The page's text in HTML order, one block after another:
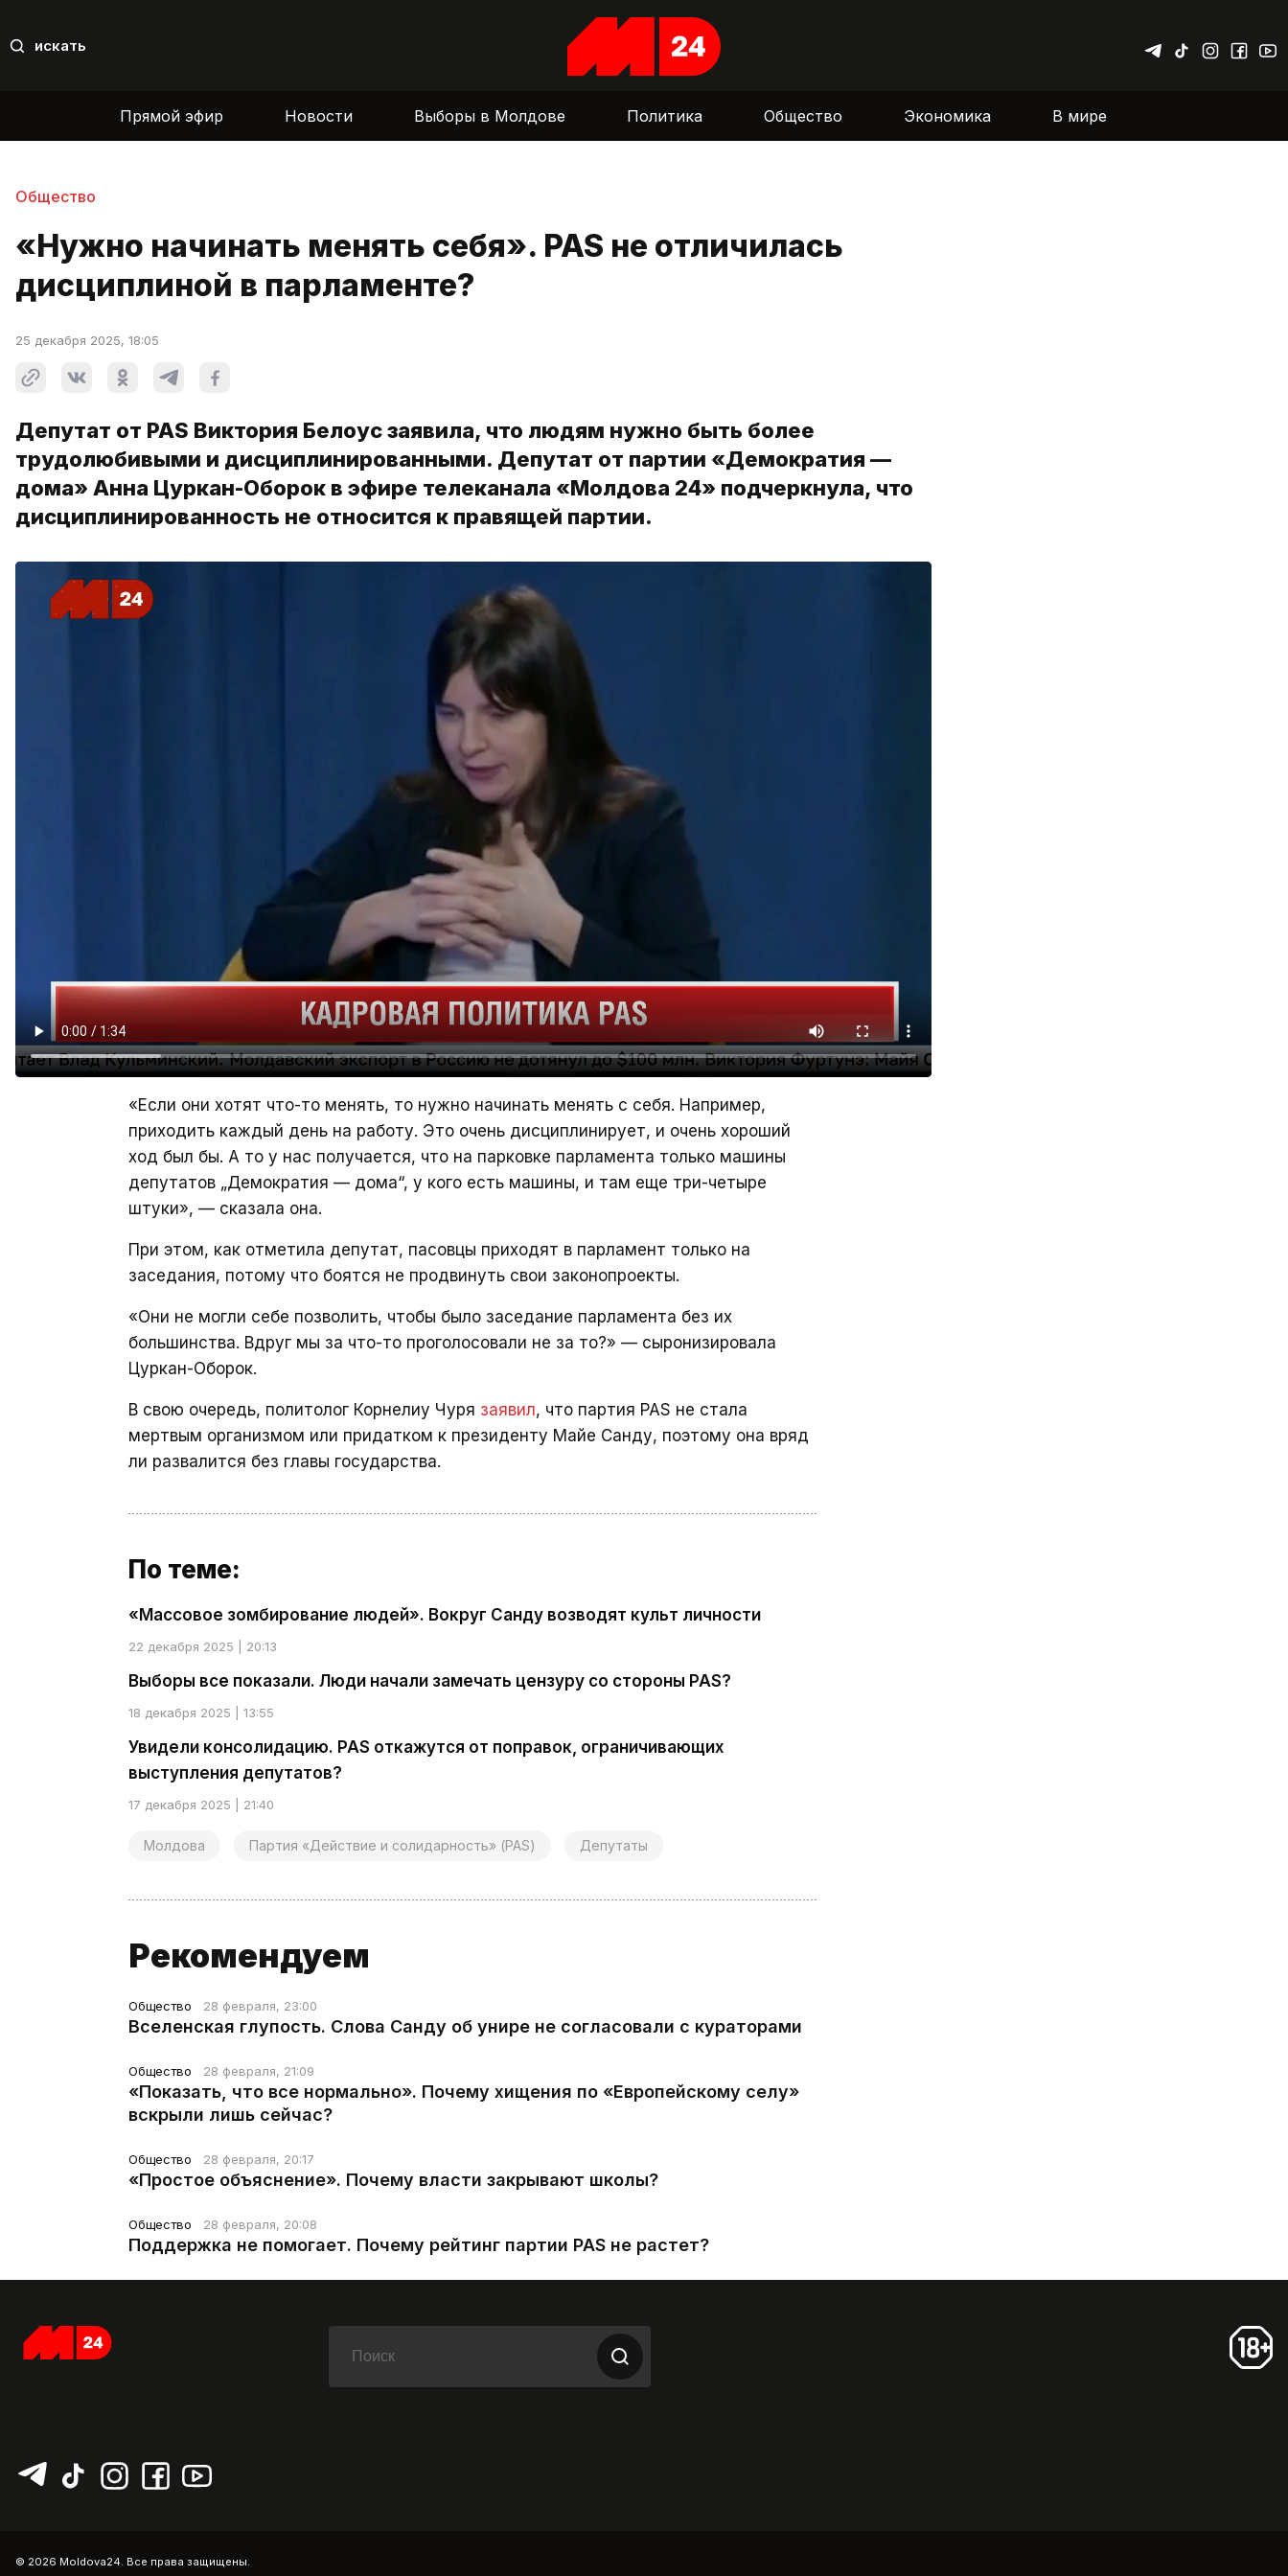
искать
Прямой эфир Новости Выборы в Молдове Политика Общество Экономика В мире
Общество
«Нужно начинать менять себя». PAS не отличилась
дисциплиной в парламенте?
25 декабря 2025, 18:05
Депутат от PAS Виктория Белоус заявила, что людям нужно быть более
трудолюбивыми и дисциплинированными. Депутат от партии «Демократия —
дома» Анна Цуркан-Оборок в эфире телеканала «Молдова 24» подчеркнула, что
дисциплинированность не относится к правящей партии.
«Если они хотят что-то менять, то нужно начинать менять с себя. Например,
приходить каждый день на работу. Это очень дисциплинирует, и очень хороший
ход был бы. А то у нас получается, что на парковке парламента только машины
депутатов „Демократия — дома“, у кого есть машины, и там еще три-четыре
штуки», — сказала она.
При этом, как отметила депутат, пасовцы приходят в парламент только на
заседания, потому что боятся не продвинуть свои законопроекты.
«Они не могли себе позволить, чтобы было заседание парламента без их
большинства. Вдруг мы за что-то проголосовали не за то?» — сыронизировала
Цуркан-Оборок.
В свою очередь, политолог Корнелиу Чуря заявил, что партия PAS не стала
мертвым организмом или придатком к президенту Майе Санду, поэтому она вряд
ли развалится без главы государства.
По теме:
«Массовое зомбирование людей». Вокруг Санду возводят культ личности
22 декабря 2025 | 20:13
Выборы все показали. Люди начали замечать цензуру со стороны PAS?
18 декабря 2025 | 13:55
Увидели консолидацию. PAS откажутся от поправок, ограничивающих
выступления депутатов?
17 декабря 2025 | 21:40
Молдова Партия «Действие и солидарность» (PAS) Депутаты
Рекомендуем
Общество 28 февраля, 23:00
Вселенская глупость. Слова Санду об унире не согласовали с кураторами
Общество 28 февраля, 21:09
«Показать, что все нормально». Почему хищения по «Европейскому селу»
вскрыли лишь сейчас?
Общество 28 февраля, 20:17
«Простое объяснение». Почему власти закрывают школы?
Общество 28 февраля, 20:08
Поддержка не помогает. Почему рейтинг партии PAS не растет?
© 2026 Moldova24. Все права защищены.